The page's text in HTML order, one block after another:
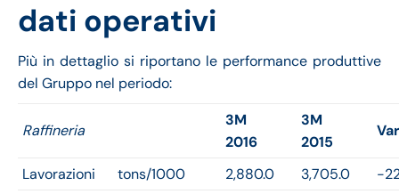
dati operativi
Più in dettaglio si riportano le performance produttive
del Gruppo nel periodo:
Raffineria
3M
2016
3M
2015
Lavorazioni tons/1000 2,880.0 3,705.0 -